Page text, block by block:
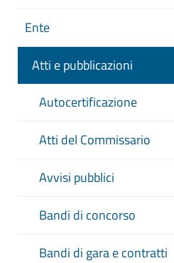
Ente
Atti e pubblicazioni
Autocertificazione
Atti del Commissario
Avvisi pubblici
Bandi di concorso
Bandi di gara e contratti